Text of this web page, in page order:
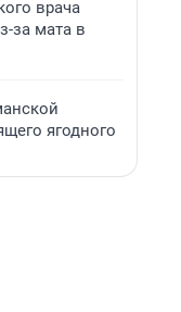
врача
за мата в
ягодного